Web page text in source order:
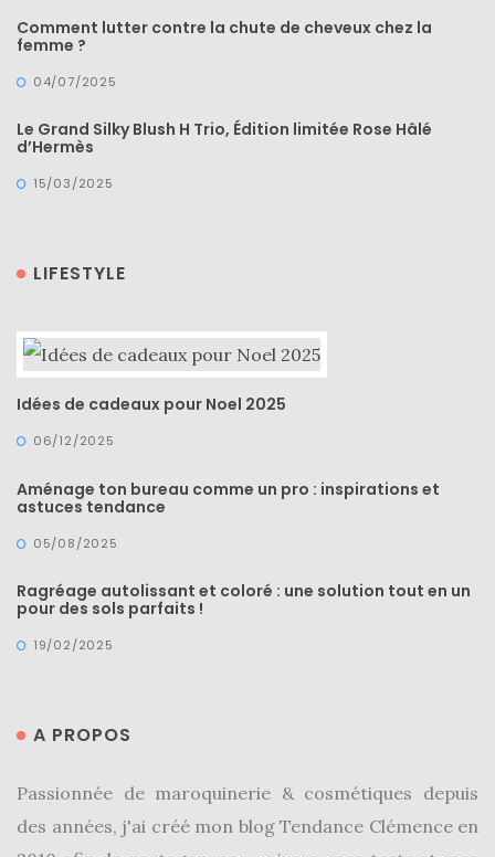
Ateliers
Auguste,
choisir
CATÉGORIES
DU BLOG
Beauté
(640)
Actualités
(10)
Conseils
(54)
Favoris
(27)
Tutoriels
Comment lutter contre la chute de cheveux chez la
femme ?
04/07/2025
Le Grand Silky Blush H Trio, Édition limitée Rose Hâlé
d’Hermès
15/03/2025
LIFESTYLE
Idées de cadeaux pour Noel 2025
06/12/2025
Aménage ton bureau comme un pro : inspirations et
astuces tendance
05/08/2025
Ragréage autolissant et coloré : une solution tout en un
pour des sols parfaits !
19/02/2025
A PROPOS
Passionnée de maroquinerie & cosmétiques depuis
des années, j'ai créé mon blog Tendance Clémence en